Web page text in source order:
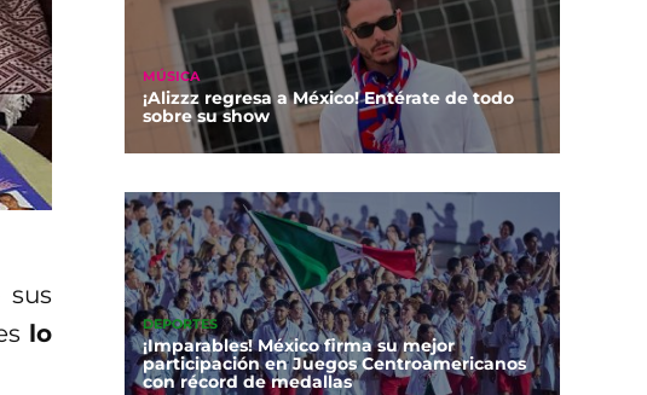
sus
lo
MÚSICA
¡Alizzz regresa a México! Entérate de todo
sobre su show
DEPORTES
¡Imparables! México firma su mejor
participación en Juegos Centroamericanos
con récord de medallas